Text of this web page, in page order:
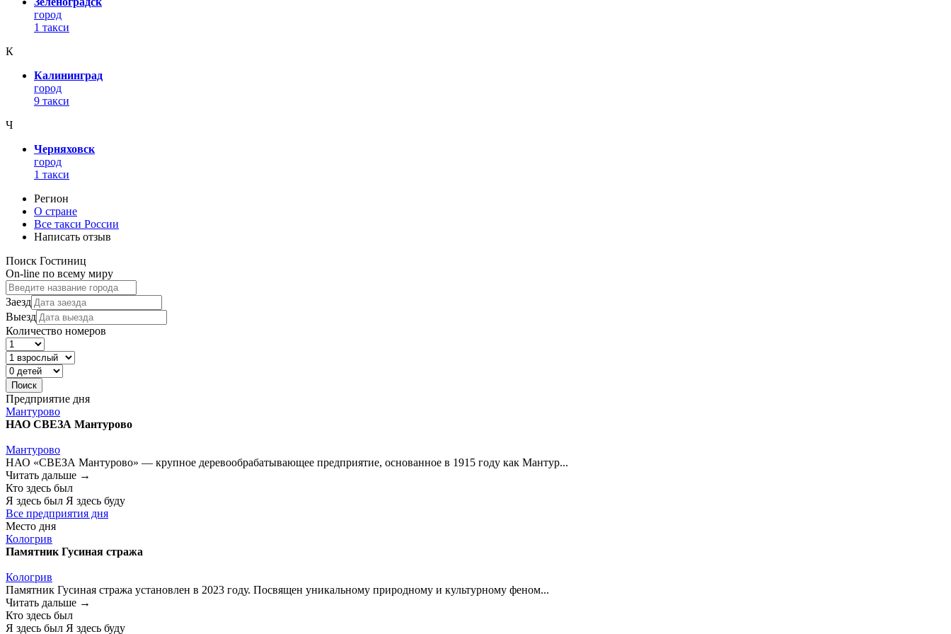
город
1 такси
К
Калининград
город
9 такси
Ч
Черняховск
город
1 такси
Регион
О стране
Все такси России
Написать отзыв
Поиск Гостиниц
On-line по всему миру
Заезд
Выезд
Количество номеров
Предприятие дня
Мантурово
НАО СВЕЗА Мантурово
Мантурово
НАО «СВЕЗА Мантурово» — крупное деревообрабатывающее предприятие, основанное в 1915 году как Мантур...
Читать дальше →
Кто здесь был
Я здесь был Я здесь буду
Все предприятия дня
Место дня
Кологрив
Памятник Гусиная стража
Кологрив
Памятник Гусиная стража установлен в 2023 году. Посвящен уникальному природному и культурному феном...
Читать дальше →
Кто здесь был
Я здесь был Я здесь буду